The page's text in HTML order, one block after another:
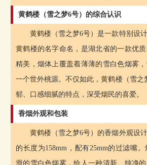
黄鹤楼（雪之梦6号）的综合认识
黄鹤楼（雪之梦6号）是一款特别设
黄鹤楼的名字命名，是湖北省的一款优
精美，烟体上覆盖着薄薄的雪白色烟雾
一个世外桃源。不仅如此，黄鹤楼（雪之
郁、口感细腻的特点，深受烟民的喜爱。
香烟外观和包装
黄鹤楼（雪之梦6号）的香烟外观设
的长度为158mm，配有25mm的过滤嘴
滑的雪白色烟雾，给人一种清新、纯净